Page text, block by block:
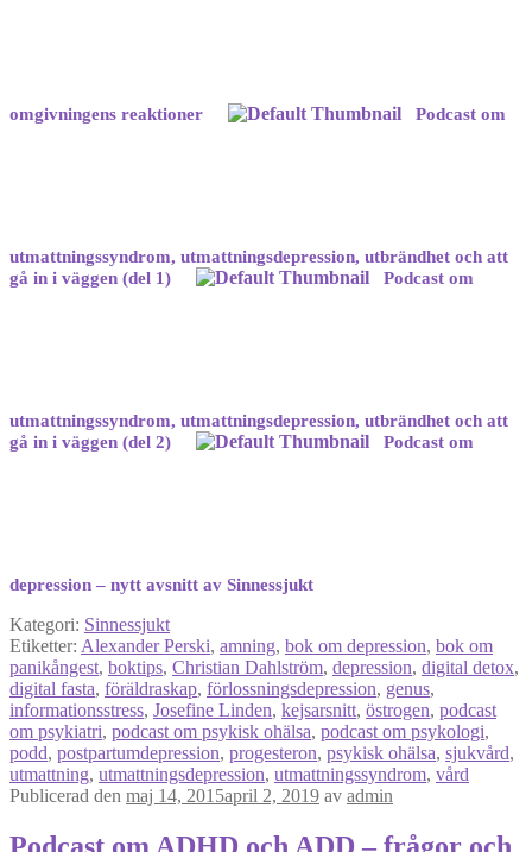
omgivningens reaktioner Podcast om
utmattningssyndrom, utmattningsdepression, utbrändhet och att
gå in i väggen (del 1)
Podcast om
utmattningssyndrom, utmattningsdepression, utbrändhet och att
gå in i väggen (del 2)
Podcast om
depression – nytt avsnitt av Sinnessjukt
Kategori: Sinnessjukt
Etiketter: Alexander Perski, amning, bok om depression, bok om
panikångest, boktips, Christian Dahlström, depression, digital detox,
digital fasta, föräldraskap, förlossningsdepression, genus,
informationsstress, Josefine Linden, kejsarsnitt, östrogen, podcast
om psykiatri, podcast om psykisk ohälsa, podcast om psykologi,
podd, postpartumdepression, progesteron, psykisk ohälsa, sjukvård,
utmattning, utmattningsdepression, utmattningssyndrom, vård
Publicerad den maj 14, 2015april 2, 2019 av admin